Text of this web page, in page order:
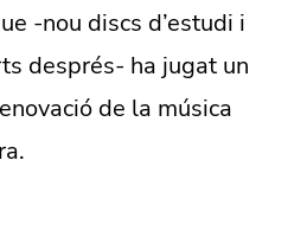
-nou discs d’estudi i
després- ha jugat un
de la música